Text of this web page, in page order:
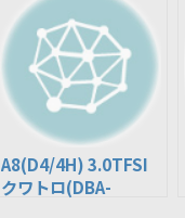
A8(D4/4H) 3.0TFSI
クワトロ(DBA-